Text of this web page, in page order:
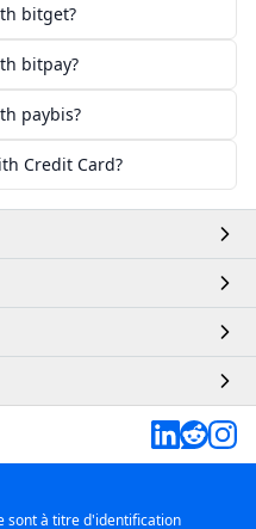
bitget?
bitpay?
paybis?
Credit Card?
sont à titre d'identification